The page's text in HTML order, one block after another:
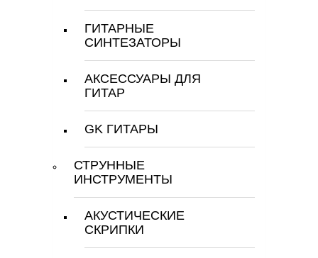
ГИТАРНЫЕ
СИНТЕЗАТОРЫ
АКСЕССУАРЫ ДЛЯ
ГИТАР
GK ГИТАРЫ
СТРУННЫЕ
ИНСТРУМЕНТЫ
АКУСТИЧЕСКИЕ
СКРИПКИ